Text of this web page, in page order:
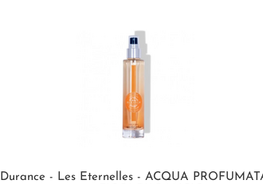
Durance - Les Eternelles - ACQUA